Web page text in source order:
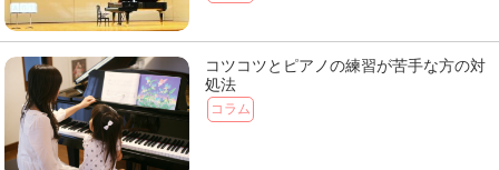
コツコツとピアノの練習が苦手な方の対
処法
コラム